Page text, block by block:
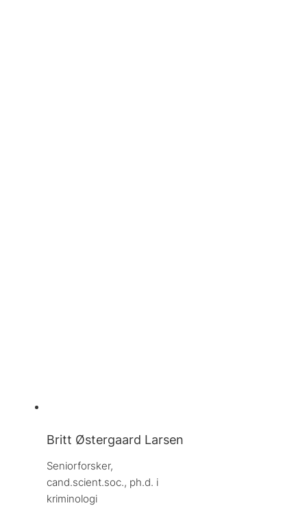
Britt Østergaard Larsen
Seniorforsker,
cand.scient.soc., ph.d. i
kriminologi